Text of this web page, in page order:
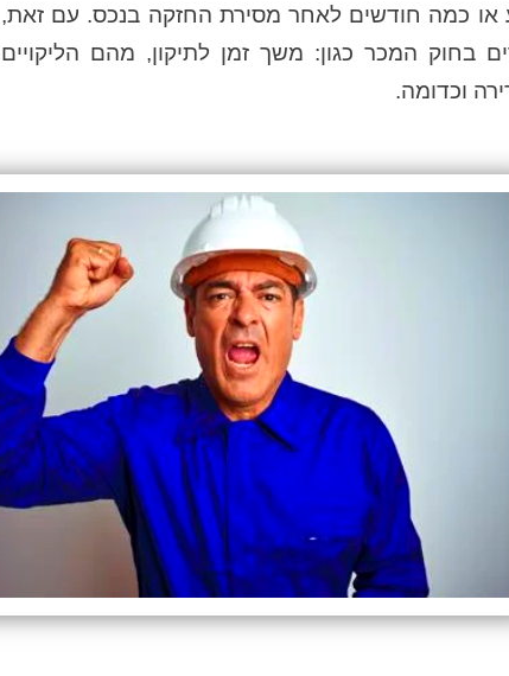
או כמה חודשים לאחר מסירת החזקה בנכס. עם זאת,
בחוק המכר כגון: משך זמן לתיקון, מהם הליקויים
וכדומה.